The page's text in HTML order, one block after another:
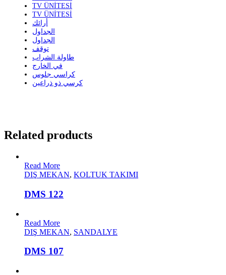
TV ÜNİTESİ
TV ÜNİTESİ
أرائك
الجداول
الجداول
توقف
طاولة الشراب
في الخارج
كراسي جلوس
كرسي ذو ذراعين
Related products
Read More
DIŞ MEKAN, KOLTUK TAKIMI
DMS 122
Read More
DIŞ MEKAN, SANDALYE
DMS 107